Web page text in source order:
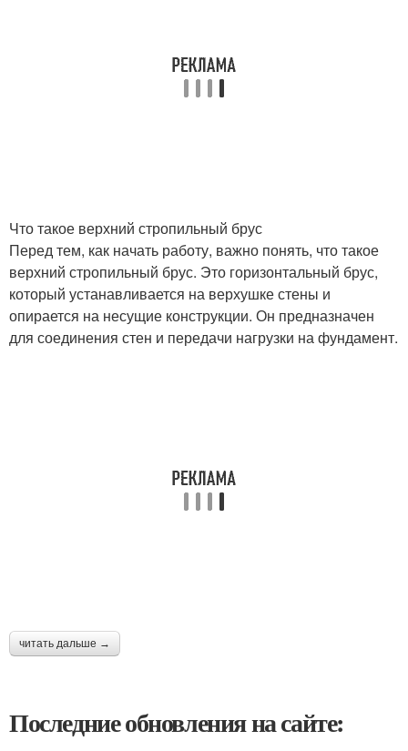
Что такое верхний стропильный брус
Перед тем, как начать работу, важно понять, что такое
верхний стропильный брус. Это горизонтальный брус,
который устанавливается на верхушке стены и
опирается на несущие конструкции. Он предназначен
для соединения стен и передачи нагрузки на фундамент.
читать дальше →
Последние обновления на сайте: